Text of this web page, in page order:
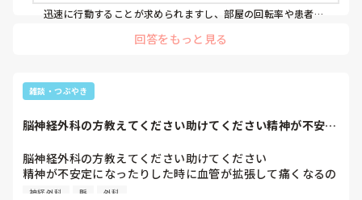
迅速に行動することが求められますし、部屋の回転率や患者さ
応しなければなりませんし😰 回答をもっと見る
雑談・つぶやき
脳神経外科の方教えてください助けてください精神が不安定
脳神経外科の方教えてください助けてください
精神が不安定になったりした時に血管が拡張して痛くなるの
って偏頭痛ですよね？頭だけが痛いんですけどそれ以外の静
神経外科 脈 外科